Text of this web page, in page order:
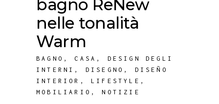
bagno ReNew
nelle tonalità
Warm
BAGNO ,CASA , DESIGN DEGLI
INTERNI , DISEGNO , DISEÑO
INTERIOR ,LIFESTYLE ,
MOBILIARIO ,NOTIZIE